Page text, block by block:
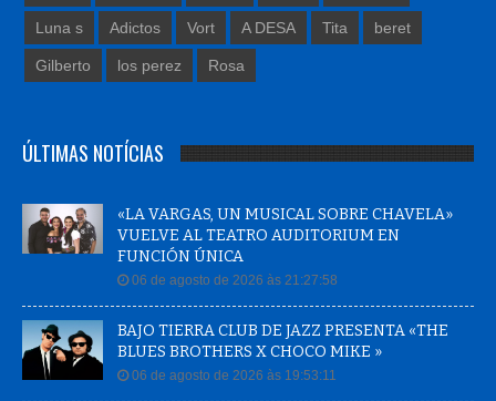
Luna s Adictos Vort A DESA Tita beret
Gilberto los perez Rosa
ÚLTIMAS NOTÍCIAS
«LA VARGAS, UN MUSICAL SOBRE CHAVELA»
VUELVE AL TEATRO AUDITORIUM EN
FUNCIÓN ÚNICA
06 de agosto de 2026 às 21:27:58
BAJO TIERRA CLUB DE JAZZ PRESENTA «THE
BLUES BROTHERS X CHOCO MIKE »
06 de agosto de 2026 às 19:53:11